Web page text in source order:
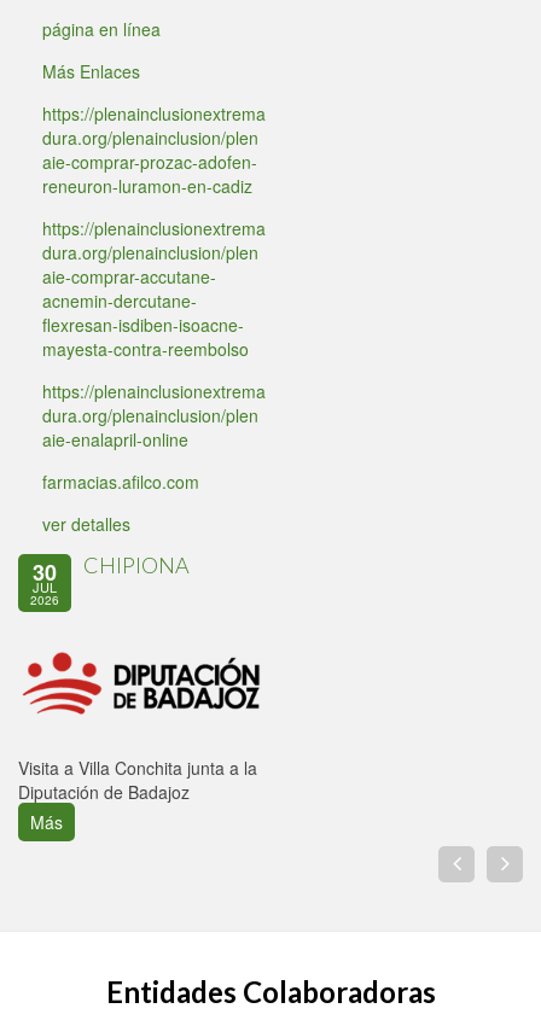
página en línea
Más Enlaces
https://plenainclusionextrema
dura.org/plenainclusion/plen
aie-comprar-prozac-adofen-
reneuron-luramon-en-cadiz
https://plenainclusionextrema
dura.org/plenainclusion/plen
aie-comprar-accutane-
acnemin-dercutane-
flexresan-isdiben-isoacne-
mayesta-contra-reembolso
https://plenainclusionextrema
dura.org/plenainclusion/plen
aie-enalapril-online
farmacias.afilco.com
ver detalles
30
JUL
2026
CHIPIONA
Visita a Villa Conchita junta a la
Diputación de Badajoz
Más
Entidades Colaboradoras